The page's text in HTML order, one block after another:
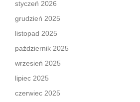
styczeń 2026
grudzień 2025
listopad 2025
październik 2025
wrzesień 2025
lipiec 2025
czerwiec 2025